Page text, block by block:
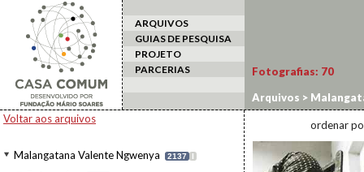
ARQUIVOS
GUIAS DE PESQUISA
PROJETO
PARCERIAS
Voltar aos arquivos
Malangatana Valente Ngwenya 2137 I
Fotografias: 70
Arquivos >
ordenar